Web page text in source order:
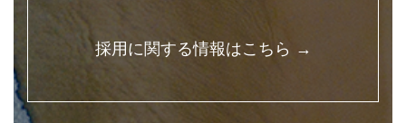
採用に関する情報はこちら →